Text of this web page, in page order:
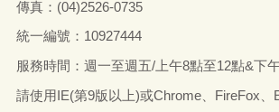
傳真：(04)2526-0735
統一編號：10927444
服務時間：週一至週五/上午8點至12點&下
請使用IE(第9版以上)或Chrome、FireFox、